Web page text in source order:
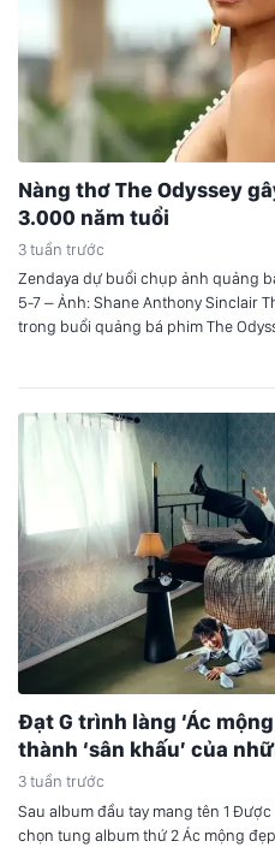
Nàng thơ The Odyssey
3.000 năm tuổi
3 tuần trước
Zendaya dự buổi chụp ảnh quảng
5-7 – Ảnh: Shane Anthony Sinclair
trong buổi quảng bá phim The
Đạt G trình làng ‘Ác
thành ‘sân khấu’ của
3 tuần trước
Sau album đầu tay mang tên 1
chọn tung album thứ 2 Ác mộng